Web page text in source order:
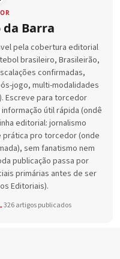
da Barra
pela cobertura editorial
brasileiro, Brasileirão,
confirmadas,
jogo, multi-modalidades
Escreve para torcedor
útil rápida (ondê
editorial: jornalismo
pro torcedor (onde
sem fanatismo nem
publicação passa por
primárias antes de ser
Editoriais).
326 artigos publicados